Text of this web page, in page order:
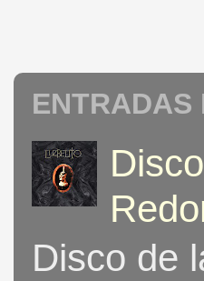
ENTRADAS
Disco de